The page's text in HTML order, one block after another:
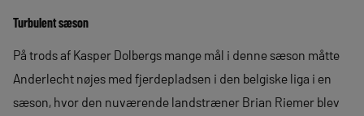
Turbulent sæson
På trods af Kasper Dolbergs mange mål i denne sæson måtte
Anderlecht nøjes med fjerdepladsen i den belgiske liga i en
sæson, hvor den nuværende landstræner Brian Riemer blev